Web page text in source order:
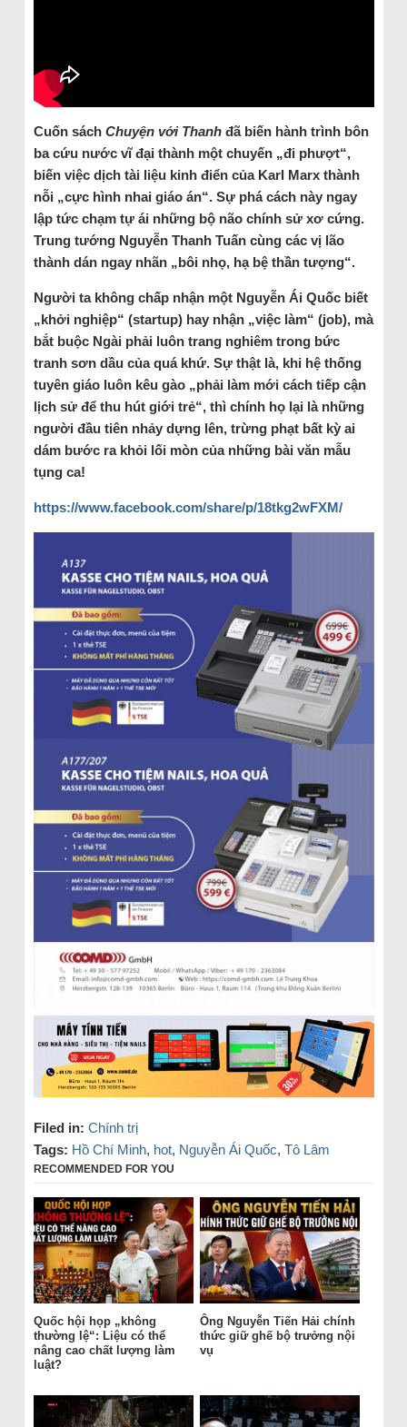
Cuốn sách Chuyện với Thanhđã biến hành trình bôn
ba cứu nước vĩ đại thành một chuyến „đi phượt“,
biến việc dịch tài liệu kinh điển của Karl Marx thành
nỗi „cực hình nhai giáo án“. Sự phá cách này ngay
lập tức chạm tự ái những bộ não chính sử xơ cứng.
Trung tướng Nguyễn Thanh Tuấn cùng các vị lão
thành dán ngay nhãn „bôi nhọ, hạ bệ thần tượng“.
Người ta không chấp nhận một Nguyễn Ái Quốc biết
„khởi nghiệp“ (startup) hay nhận „việc làm“ (job), mà
bắt buộc Ngài phải luôn trang nghiêm trong bức
tranh sơn dầu của quá khứ. Sự thật là, khi hệ thống
tuyên giáo luôn kêu gào „phải làm mới cách tiếp cận
lịch sử để thu hút giới trẻ“, thì chính họ lại là những
người đầu tiên nhảy dựng lên, trừng phạt bất kỳ ai
dám bước ra khỏi lối mòn của những bài văn mẫu
tụng ca!
https://www.facebook.com/share/p/18tkg2wFXM/
Filed in: Chính trị
Tags: Hồ Chí Minh, hot, Nguyễn Ái Quốc, Tô Lâm
RECOMMENDED FOR YOU
Quốc hội họp „không
thường lệ“: Liệu có thể
nâng cao chất lượng làm
luật?
Ông Nguyễn Tiến Hải chính
thức giữ ghế bộ trưởng nội
vụ